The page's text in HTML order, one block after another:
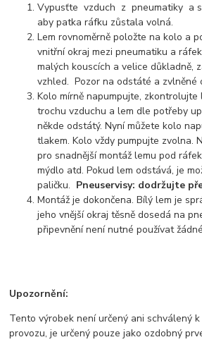
Vypusťte vzduch z pneumatiky a
aby patka ráfku zůstala volná.
Lem rovnoměrně položte na kolo a
vnitřní okraj mezi pneumatiku a
malých kouscích a velice důkladně,
vzhled. Pozor na odstáté a zvlněné
Kolo mírně napumpujte, zkontrolujte
trochu vzduchu a lem dle potřeby
někde odstátý. Nyní můžete kolo
tlakem. Kolo vždy pumpujte zvolna.
pro snadnější montáž lemu pod
mýdlo atd. Pokud lem odstává, je
paličku. Pneuservisy: dodržujte
Montáž je dokončena. Bílý lem je
jeho vnější okraj těsně dosedá na
připevnění není nutné používat
Upozornění:
Tento výrobek není určený ani schválený k
provozu, je určený pouze jako ozdobný